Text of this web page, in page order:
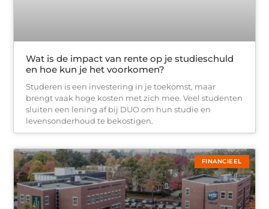
Wat is de impact van rente op je studieschuld
en hoe kun je het voorkomen?
Studeren is een investering in je toekomst, maar
brengt vaak hoge kosten met zich mee. Veel studenten
sluiten een lening af bij DUO om hun studie en
levensonderhoud te bekostigen.
FINANCIEEL